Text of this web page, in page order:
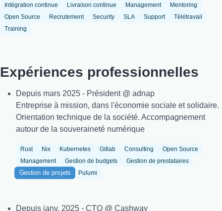
Intégration continue
Livraison continue Management
Mentoring
Open Source
Recrutement Security SLA Support
Télétravail
Training
Expériences professionnelles
Depuis mars 2025 - Président @ adnap
Entreprise à mission, dans l'économie sociale et solidaire.
Orientation technique de la société. Accompagnement
autour de la souveraineté numérique
Rust Nix Kubernetes Gitlab Consulting
Open Source
Management
Gestion de budgets Gestion de prestataires
Gestion de projets Pulumi
Depuis janv. 2025 - CTO @ Cashway